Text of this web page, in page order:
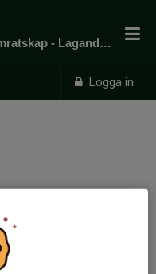
Logga in
Gemenskap - Glädje - Kamratskap - Laganda sedan 1977